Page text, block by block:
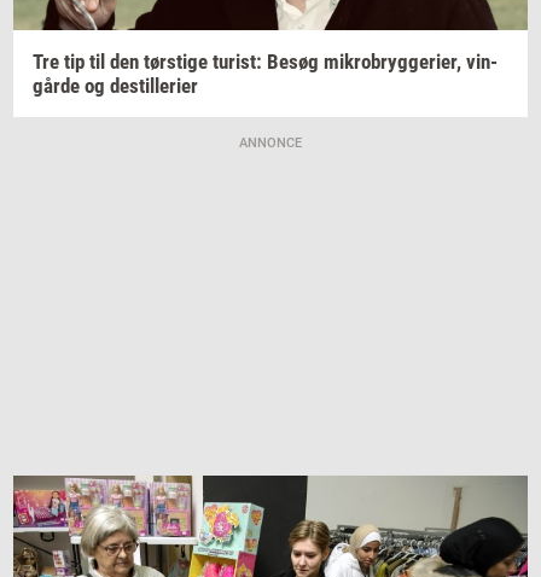
Tre tip til den tørsti­ge turist: Besøg mi­kro­bryg­ge­ri­er, vin­
går­de og destil­le­ri­er
ANNONCE